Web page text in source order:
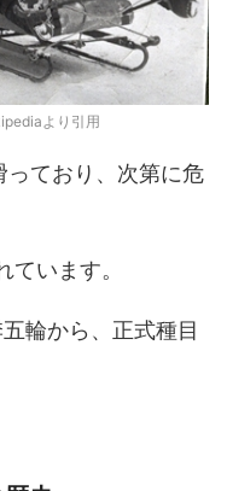
より引用
っており、次第に危
います。
輪から、正式種目